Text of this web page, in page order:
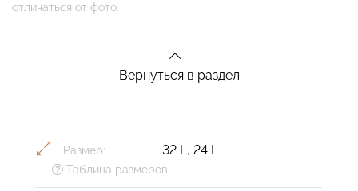
отличаться от фото.
Вернуться в раздел
Размер: 32 L, 24 L
Таблица размеров